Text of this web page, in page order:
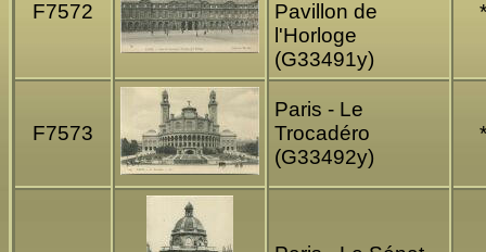
F7572
Pavillon de
l'Horloge
(G33491y)
*
F7573
Paris - Le
Trocadéro
(G33492y)
*